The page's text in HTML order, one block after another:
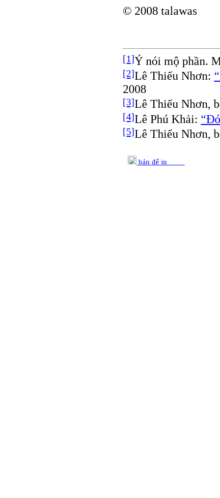
© 2008 talawas
[1]Ý nói mộ phần.
[2]Lê Thiếu Nhơn:
2008
[3]Lê Thiếu Nhơn,
[4]Lê Phú Khải:
[5]Lê Thiếu Nhơn,
bản để in